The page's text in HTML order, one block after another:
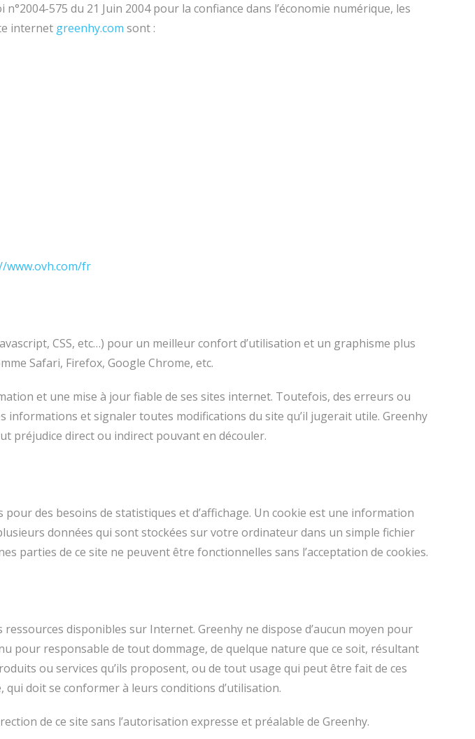
575 du 21 Juin 2004 pour la confiance dans l’économie numérique, les
internet greenhy.com sont :
www.ovh.com/fr
CSS, etc…) pour un meilleur confort d’utilisation et un graphisme plus
Safari, Firefox, Google Chrome, etc.
et une mise à jour fiable de ses sites internet. Toutefois, des erreurs ou
informations et signaler toutes modifications du site qu’il jugerait utile. Greenhy
préjudice direct ou indirect pouvant en découler.
des besoins de statistiques et d’affichage. Un cookie est une information
données qui sont stockées sur votre ordinateur dans un simple fichier
parties de ce site ne peuvent être fonctionnelles sans l’acceptation de cookies.
disponibles sur Internet. Greenhy ne dispose d’aucun moyen pour
pour responsable de tout dommage, de quelque nature que ce soit, résultant
ou services qu’ils proposent, ou de tout usage qui peut être fait de ces
doit se conformer à leurs conditions d’utilisation.
de ce site sans l’autorisation expresse et préalable de Greenhy.